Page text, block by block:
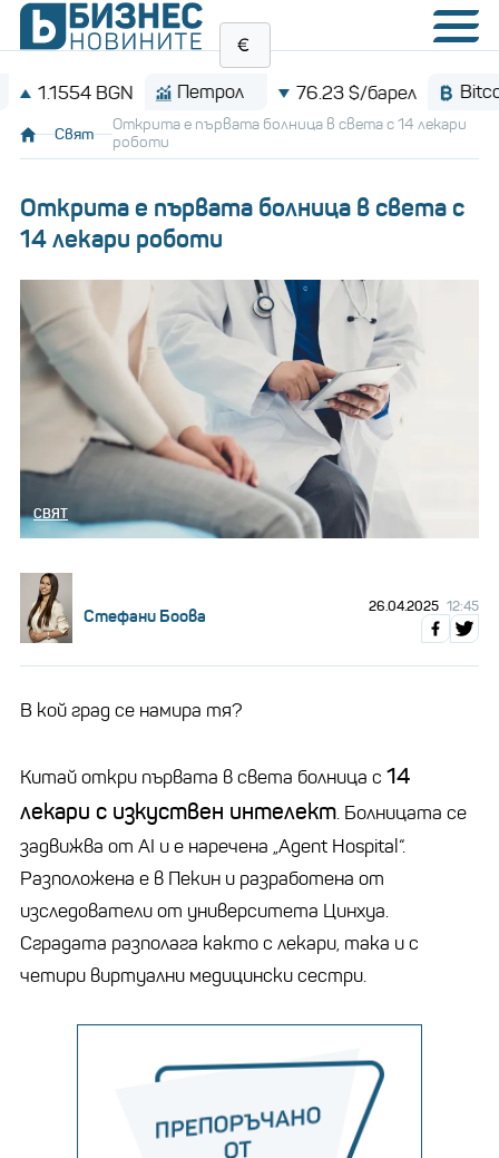
BGN Петрол 76.23 $/барел Bitcoin
Свят
Oткрита е първата болница в света с 14 лекари
роботи
Oткрита е първата болница в света с
14 лекари роботи
СВЯТ
Стефани Боова 26.04.2025 12:45
В кой град се намира тя?
Китай откри първата в света болница с 14
лекари с изкуствен интелект. Болницата се
задвижва от AI и е наречена „Agent Hospital“.
Разположена е в Пекин и разработена от
изследователи от университета Цинхуа.
Сградата разполага както с лекари, така и с
четири виртуални медицински сестри.